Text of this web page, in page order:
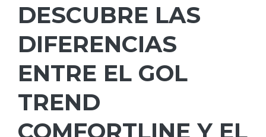
DESCUBRE LAS
DIFERENCIAS
ENTRE EL GOL
TREND
COMFORTLINE Y EL